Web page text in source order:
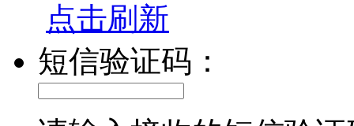
点击刷新
短信验证码：